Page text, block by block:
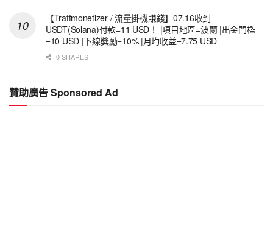
【Traffmonetizer / 流量掛機賺錢】07.16收到
USDT(Solana)付款=11 USD！ |項目地區=波蘭 |出金門檻
=10 USD |下線獎勵=10% |月均收益=7.75 USD
0 SHARES
贊助廣告 Sponsored Ad